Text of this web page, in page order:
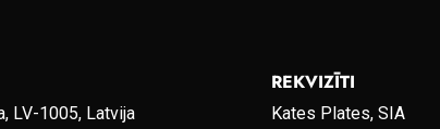
LV-1005, Latvija
REKVIZĪTI
Kates Plates, SIA